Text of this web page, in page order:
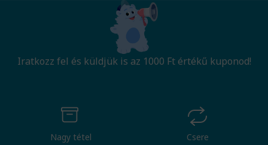
Iratkozz fel és küldjük is az 1000 Ft értékű kuponod!
Nagy tétel Csere